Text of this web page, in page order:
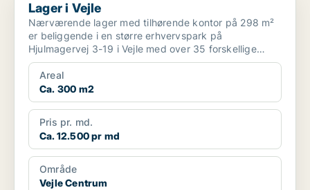
Lager i Vejle
Nærværende lager med tilhørende kontor på 298 m²
er beliggende i en større erhvervspark på
Hjulmagervej 3-19 i Vejle med over 35 forskellige
lejemål som rumm...
Areal
Ca. 300 m2
Pris pr. md.
Ca. 12.500 pr md
Område
Vejle Centrum